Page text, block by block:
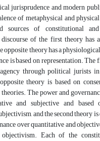
jurisprudence and modern
of metaphysical and
sources of constitutional
of the first theory has
opposite theory has a
is based on representation.
through political jurists
theory is based on
The power and
and subjective and based
and the second theory
over quantitative and
Each of the